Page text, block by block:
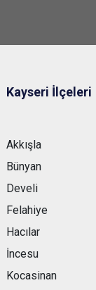
Kayseri İlçeleri
Akkışla
Bünyan
Develi
Felahiye
Hacılar
İncesu
Kocasinan